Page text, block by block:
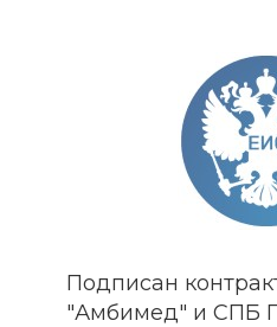
Подписан
"Амбимед" и СПБ